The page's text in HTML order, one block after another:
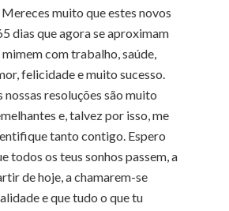
muito que estes novos
dias que agora se aproximam
com trabalho, saúde,
felicidade e muito sucesso.
nossas resoluções são muito
e, talvez por isso, me
tanto contigo. Espero
todos os teus sonhos passem, a
de hoje, a chamarem-se
e que tudo o que tu